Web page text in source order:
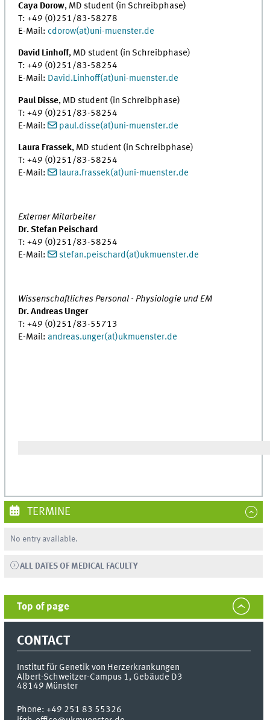
Caya Dorow, MD student (in Schreibphase)
T: +49 (0)251/83-58278
E-Mail: cdorow(at)uni-muenster.de
David Linhoff, MD student (in Schreibphase)
T: +49 (0)251/83-58254
E-Mail: David.Linhoff(at)uni-muenster.de
Paul Disse, MD student (in Schreibphase)
T: +49 (0)251/83-58254
E-Mail:
paul.disse(at)uni-muenster.de
Laura Frassek, MD student (in Schreibphase)
T: +49 (0)251/83-58254
E-Mail:
laura.frassek(at)uni-muenster.de
Externer Mitarbeiter
Dr. Stefan Peischard
T: +49 (0)251/83-58254
E-Mail:
stefan.peischard(at)ukmuenster.de
Wissenschaftliches Personal - Physiologie und EM
Dr. Andreas Unger
T: +49 (0)251/83-55713
E-Mail: andreas.unger(at)ukmuenster.de
TERMINE
No entry available.
ALL DATES OF MEDICAL FACULTY
Top of page
CONTACT
Institut für Genetik von Herzerkrankungen
Albert-Schweitzer-Campus 1, Gebäude D3
48149 Münster
Phone:+49 251 83 55326